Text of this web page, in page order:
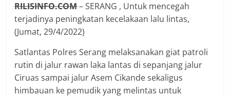
RILISINFO.COM– SERANG , Untuk mencegah
terjadinya peningkatan kecelakaan lalu lintas,
(Jumat, 29/4/2022)
Satlantas Polres Serang melaksanakan giat patroli
rutin di jalur rawan laka lantas di sepanjang jalur
Ciruas sampai jalur Asem Cikande sekaligus
himbauan ke pemudik yang melintas untuk